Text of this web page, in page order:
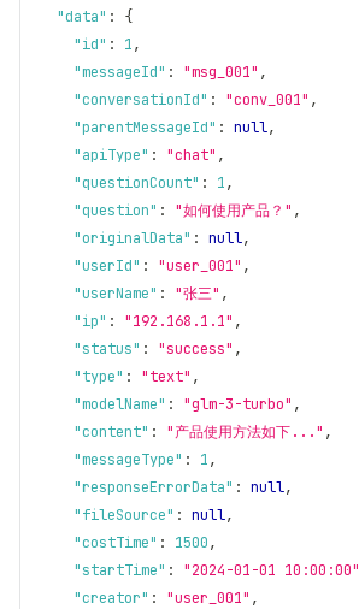
"data" :
{
"id" : 1,
"messageId" : "msg_001" ,
"conversationId" : "conv_001" ,
"parentMessageId" : null,
"apiType" : "chat" ,
"questionCount" : 1,
"question" : "如何使用产品？" ,
"originalData" : null,
"userId" : "user_001" ,
"userName" : "张三" ,
"ip" : "192.168.1.1" ,
"status" : "success" ,
"type" : "text" ,
"modelName" : "glm-3-turbo" ,
"content" : "产品使用方法如下..." ,
"messageType" : 1,
"responseErrorData" : null,
"fileSource" : null,
"costTime" : 1500,
"startTime" : "2024-01-01 10:00:00"
"creator" : "user_001" ,